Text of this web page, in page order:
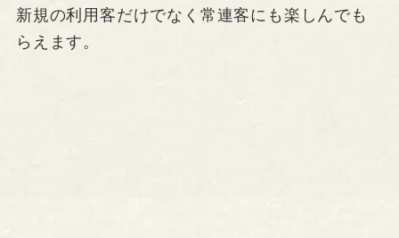
新規の利用客だけでなく常連客にも楽しんでも
らえます。